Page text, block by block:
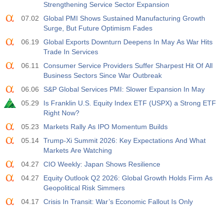
Strengthening Service Sector Expansion
07.02
Global PMI Shows Sustained Manufacturing Growth
Surge, But Future Optimism Fades
06.19
Global Exports Downturn Deepens In May As War Hits
Trade In Services
06.11
Consumer Service Providers Suffer Sharpest Hit Of All
Business Sectors Since War Outbreak
06.06
S&P Global Services PMI: Slower Expansion In May
05.29
Is Franklin U.S. Equity Index ETF (USPX) a Strong ETF
Right Now?
05.23
Markets Rally As IPO Momentum Builds
05.14 Trump-Xi Summit 2026: Key Expectations And What
Markets Are Watching
04.27
CIO Weekly: Japan Shows Resilience
04.27
Equity Outlook Q2 2026: Global Growth Holds Firm As
Geopolitical Risk Simmers
04.17
Crisis In Transit: War’s Economic Fallout Is Only